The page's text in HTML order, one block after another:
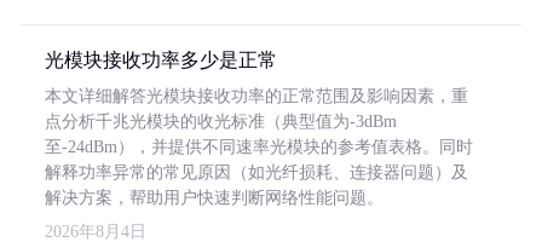
光模块接收功率多少是正常
本文详细解答光模块接收功率的正常范围及影响因素，重
点分析千兆光模块的收光标准（典型值为-3dBm
至-24dBm），并提供不同速率光模块的参考值表格。同时
解释功率异常的常见原因（如光纤损耗、连接器问题）及
解决方案，帮助用户快速判断网络性能问题。
2026年8月4日